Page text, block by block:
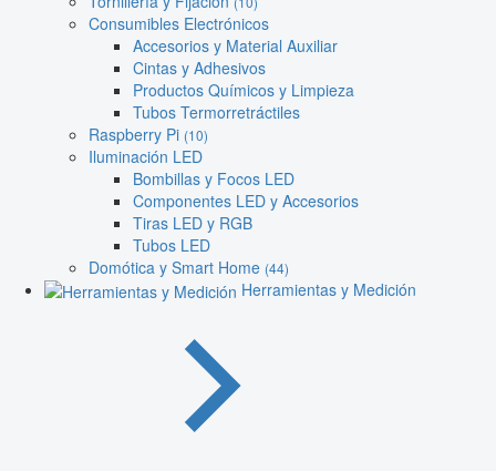
Consumibles Electrónicos
Accesorios y Material Auxiliar
Cintas y Adhesivos
Productos Químicos y Limpieza
Tubos Termorretráctiles
Raspberry Pi (10)
Iluminación LED
Bombillas y Focos LED
Componentes LED y Accesorios
Tiras LED y RGB
Tubos LED
Domótica y Smart Home (44)
Herramientas y Medición